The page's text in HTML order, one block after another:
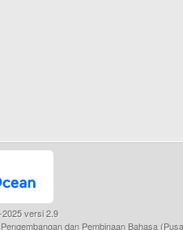
versi 2.9
dan Pembinaan Bahasa